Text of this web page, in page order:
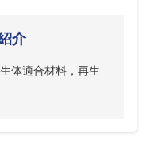
介
体適合材料，再生